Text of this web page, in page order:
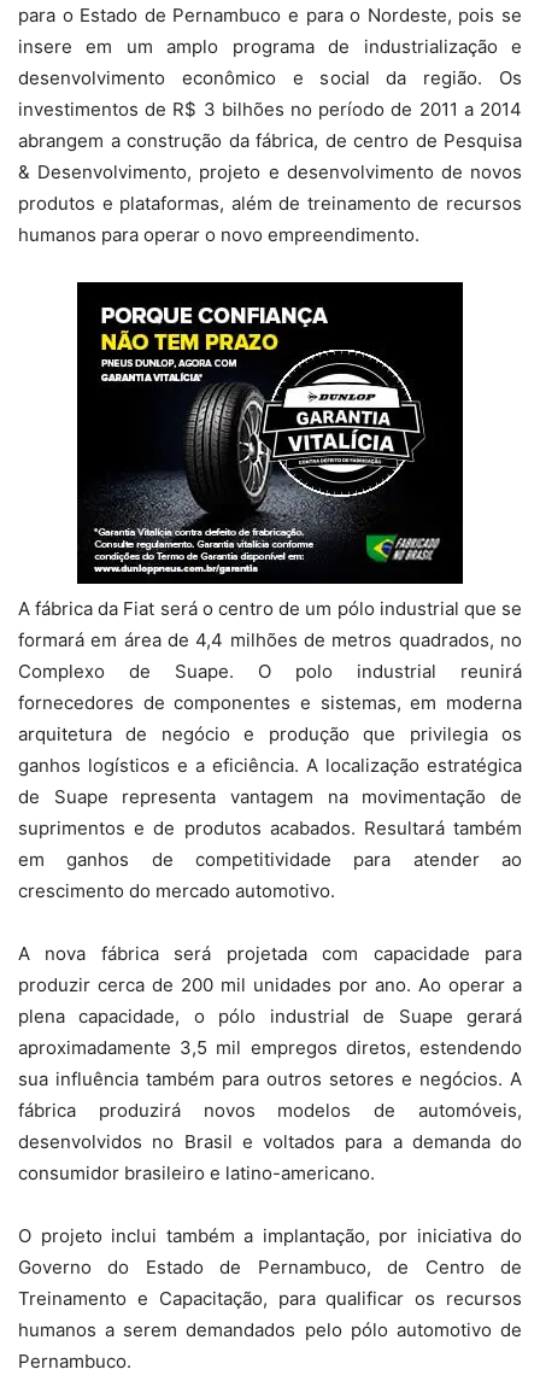
para o Estado de Pernambuco e para o Nordeste, pois se
insere em um amplo programa de industrialização e
desenvolvimento econômico e social da região. Os
investimentos de R$ 3 bilhões no período de 2011 a 2014
abrangem a construção da fábrica, de centro de Pesquisa
& Desenvolvimento, projeto e desenvolvimento de novos
produtos e plataformas, além de treinamento de recursos
humanos para operar o novo empreendimento.
A fábrica da Fiat será o centro de um pólo industrial que se
formará em área de 4,4 milhões de metros quadrados, no
Complexo de Suape. O polo industrial reunirá
fornecedores de componentes e sistemas, em moderna
arquitetura de negócio e produção que privilegia os
ganhos logísticos e a eficiência. A localização estratégica
de Suape representa vantagem na movimentação de
suprimentos e de produtos acabados. Resultará também
em ganhos de competitividade para atender ao
crescimento do mercado automotivo.
A nova fábrica será projetada com capacidade para
produzir cerca de 200 mil unidades por ano. Ao operar a
plena capacidade, o pólo industrial de Suape gerará
aproximadamente 3,5 mil empregos diretos, estendendo
sua influência também para outros setores e negócios. A
fábrica produzirá novos modelos de automóveis,
desenvolvidos no Brasil e voltados para a demanda do
consumidor brasileiro e latino-americano.
O projeto inclui também a implantação, por iniciativa do
Governo do Estado de Pernambuco, de Centro de
Treinamento e Capacitação, para qualificar os recursos
humanos a serem demandados pelo pólo automotivo de
Pernambuco.